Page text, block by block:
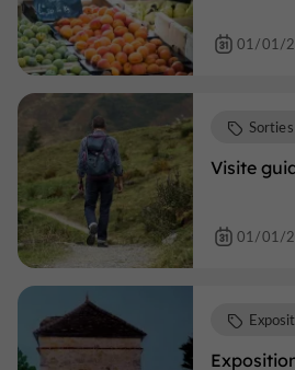
01/01/
Visite
01/01/